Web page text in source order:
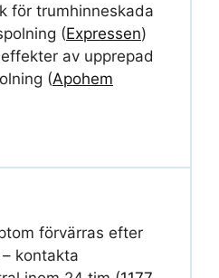
för trumhinneskada
(Expressen)
av upprepad
(Apohem
förvärras efter
kontakta